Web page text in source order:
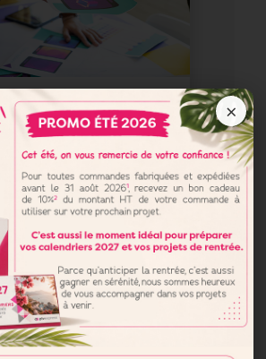
×
Boostez votre
avec des
innovants et
avec PLV Express
Demander un devis